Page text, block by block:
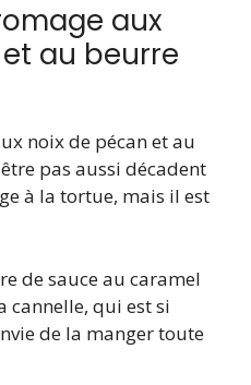
aux
au beurre
noix de pécan et au
pas aussi décadent
à la tortue, mais il est
de sauce au caramel
cannelle, qui est si
de la manger toute